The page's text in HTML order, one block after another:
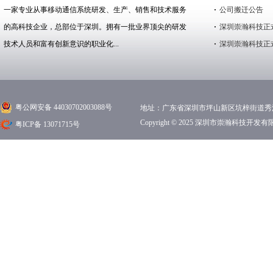
一家专业从事移动通信系统研发、生产、销售和技术服务
的高科技企业，总部位于深圳。拥有一批业界顶尖的研发
技术人员和富有创新意识的职业化...
公司搬迁公告
深圳崇瀚科技正
深圳崇瀚科技正
粤公网安备 44030702003088号
粤ICP备 13071715号
地址：广东省深圳市坪山新区坑梓街道
Copyright © 2025 深圳市崇瀚科技开发有